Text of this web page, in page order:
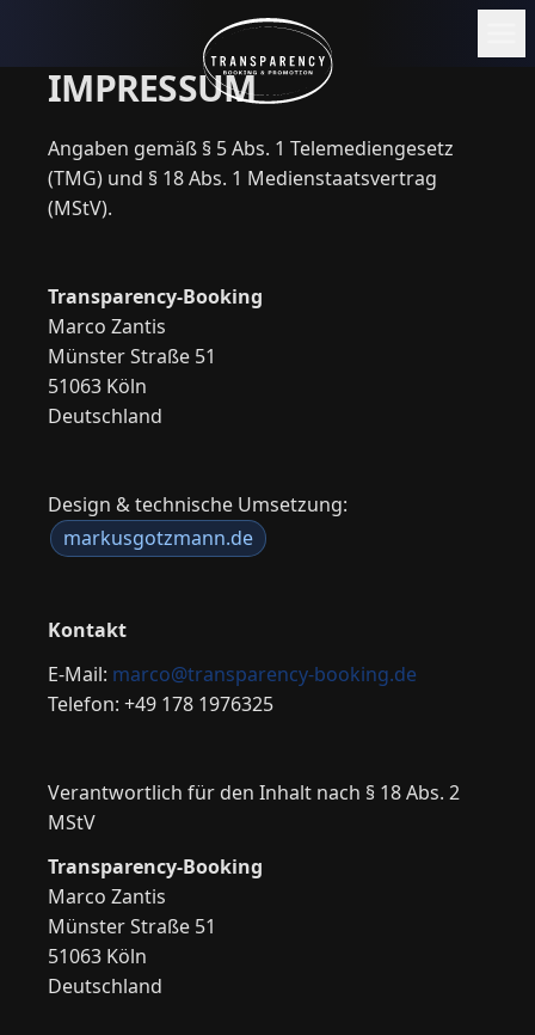
Artist
Dates
JETZT ANFRAGEN
IMPRESSUM
Angaben gemäß § 5 Abs. 1 Telemediengesetz
(TMG) und § 18 Abs. 1 Medienstaatsvertrag
(MStV).
Transparency-Booking
Marco Zantis
Münster Straße 51
51063 Köln
Deutschland
Design & technische Umsetzung:
markusgotzmann.de
Kontakt
E-Mail: marco@transparency-booking.de
Telefon: +49 178 1976325
Verantwortlich für den Inhalt nach § 18 Abs. 2
MStV
Transparency-Booking
Marco Zantis
Münster Straße 51
51063 Köln
Deutschland